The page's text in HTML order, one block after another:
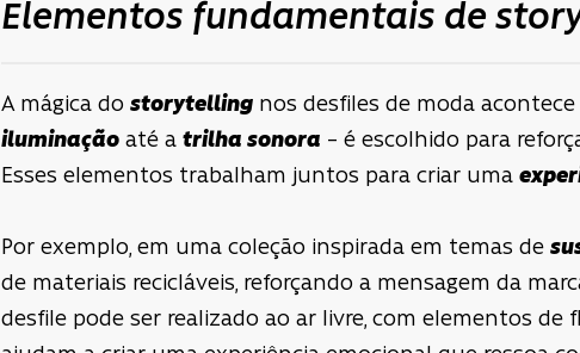
Elementos fundamentais de
A mágica do storytelling nos desfiles de moda
iluminação até a trilha sonora – é escolhido para
Esses elementos trabalham juntos para criar uma
Por exemplo, em uma coleção inspirada em temas de
de materiais recicláveis, reforçando a mensagem da
desfile pode ser realizado ao ar livre, com elementos de